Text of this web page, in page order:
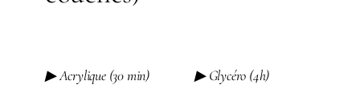
▶ Acrylique (30 min) ▶ Glycéro (4h)